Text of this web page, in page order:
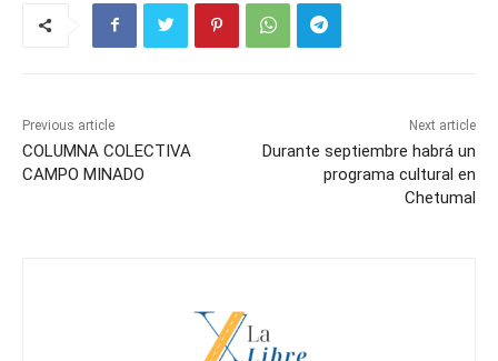
Previous article
COLUMNA COLECTIVA
CAMPO MINADO
Next article
Durante septiembre habrá un
programa cultural en
Chetumal